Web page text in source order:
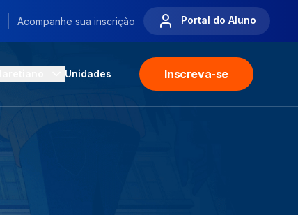
Acompanhe sua inscrição Portal do Aluno
Unidades Inscreva-se